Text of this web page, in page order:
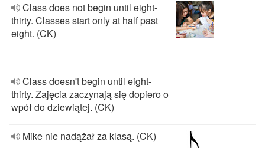
Class does not begin until eight-
thirty. Classes start only at half past
eight. (CK)
Class doesn't begin until eight-
thirty. Zajęcia zaczynają się dopiero o
wpół do dziewiątej. (CK)
Mike nie nadążał za klasą. (CK)